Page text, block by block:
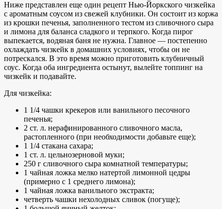
Ниже представлен еще один рецепт Нью-Йоркского чизкейка
с ароматным соусом из свежей клубники. Он состоит из коржа
из крошки печенья, заполненного тестом из сливочного сыра
и лимона для баланса сладкого и терпкого. Когда пирог
выпекается, водяная баня не нужна. Главное — постепенно
охлаждать чизкейк в домашних условиях, чтобы он не
потрескался. В это время можно приготовить клубничный
соус. Когда оба ингредиента остынут, вылейте топпинг на
чизкейк и подавайте.
Для чизкейка:
1 1/4 чашки крекеров или ванильного песочного
печенья;
2 ст. л. нерафинированного сливочного масла,
растопленного (при необходимости добавьте еще);
1 1/4 стакана сахара;
1 ст. л. цельнозерновой муки;
250 г сливочного сыра комнатной температуры;
1 чайная ложка мелко натертой лимонной цедры
(примерно с 1 среднего лимона);
1 чайная ложка ванильного экстракта;
четверть чашки нехолодных сливок (погуще);